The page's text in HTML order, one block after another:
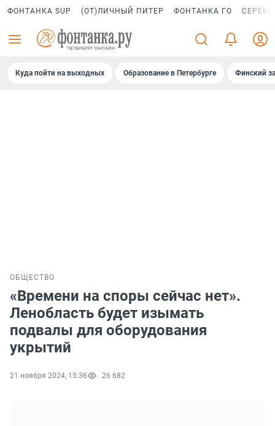
ФОНТАНКА SUP (ОТ)ЛИЧНЫЙ ПИТЕР ФОНТАНКА ГО
Куда пойти на выходных Образование в Петербурге Финский
ОБЩЕСТВО
«Времени на споры сейчас нет».
Ленобласть будет изымать
подвалы для оборудования
укрытий
21 ноября 2024, 15:36 26 682